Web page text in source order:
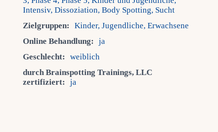
Intensiv, Dissoziation, Body Spotting, Sucht
Zielgruppen:
Kinder, Jugendliche, Erwachsene
Online Behandlung:
ja
Geschlecht:
weiblich
durch Brainspotting Trainings, LLC
zertifiziert:
ja